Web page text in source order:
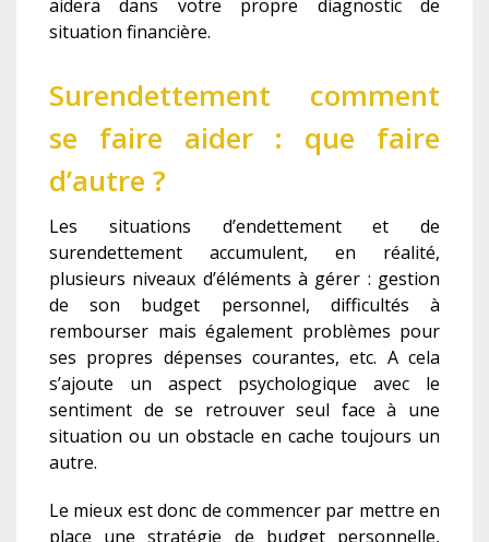
aidera dans votre propre diagnostic de
situation financière.
Surendettement comment
se faire aider : que faire
d’autre ?
Les situations d’endettement et de
surendettement accumulent, en réalité,
plusieurs niveaux d’éléments à gérer : gestion
de son budget personnel, difficultés à
rembourser mais également problèmes pour
ses propres dépenses courantes, etc. A cela
s’ajoute un aspect psychologique avec le
sentiment de se retrouver seul face à une
situation ou un obstacle en cache toujours un
autre.
Le mieux est donc de commencer par mettre en
place une stratégie de budget personnelle,